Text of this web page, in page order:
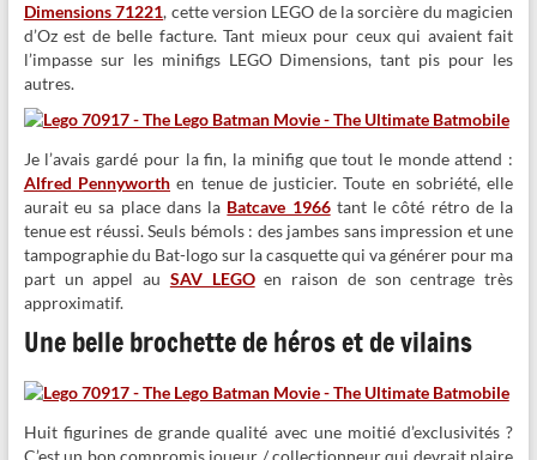
Dimensions 71221, cette version LEGO de la sorcière du magicien
d’Oz est de belle facture. Tant mieux pour ceux qui avaient fait
l’impasse sur les minifigs LEGO Dimensions, tant pis pour les
autres.
Je l’avais gardé pour la fin, la minifig que tout le monde attend :
Alfred Pennyworth en tenue de justicier. Toute en sobriété, elle
aurait eu sa place dans la Batcave 1966tant le côté rétro de la
tenue est réussi. Seuls bémols : des jambes sans impression et une
tampographie du Bat-logo sur la casquette qui va générer pour ma
part un appel au SAV LEGOen raison de son centrage très
approximatif.
Une belle brochette de héros et de vilains
Huit figurines de grande qualité avec une moitié d’exclusivités ?
C’est un bon compromis joueur / collectionneur qui devrait plaire